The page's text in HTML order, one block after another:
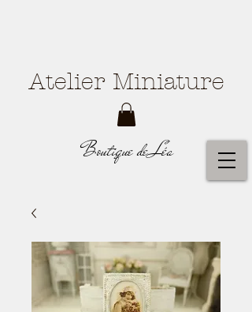
Boutique de Léa
Atelier Miniature